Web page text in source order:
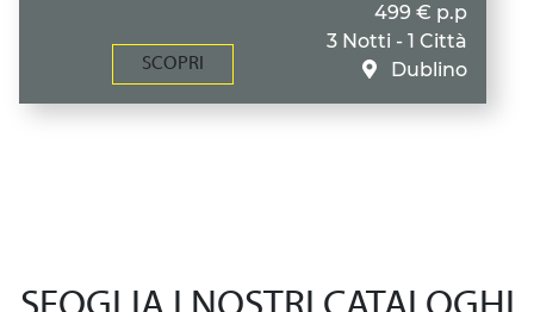
SCOPRI
499 € p.p
3 Notti - 1 Città
Dublino